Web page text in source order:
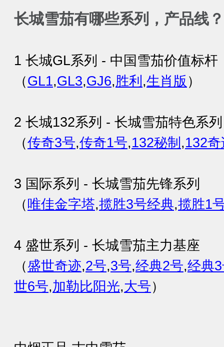
长城雪茄有哪些系列，产品线？
1 长城GL系列 - 中国雪茄价值标杆
（GL1,GL3,GJ6,胜利 ,生肖版 ）
2 长城132系列 - 长城雪茄特色系列
（传奇3号,传奇1号,132秘制 ,132
3 国际系列 - 长城雪茄先锋系列
（唯佳金字塔,揽胜3号经典,揽胜1
4 盛世系列 - 长城雪茄主力基座
（盛世奇迹,2号,3号,经典2号,经典
世6号,加勒比阳光,大号）